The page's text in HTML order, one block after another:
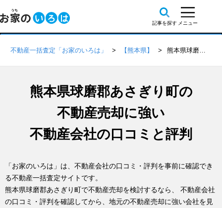
不動産一括査定「お家のいろは」 【熊本県】 熊本県球磨郡あさぎり町の不動産会社 口コミ・評判一覧
熊本県球磨郡あさぎり町の
不動産売却に強い
不動産会社の口コミと評判
「お家のいろは」は、不動産会社の口コミ・評判を事前に確認でき
る不動産一括査定サイトです。
熊本県球磨郡あさぎり町で不動産売却を検討するなら、 不動産会社
の口コミ・評判を確認してから、地元の不動産売却に強い会社を見